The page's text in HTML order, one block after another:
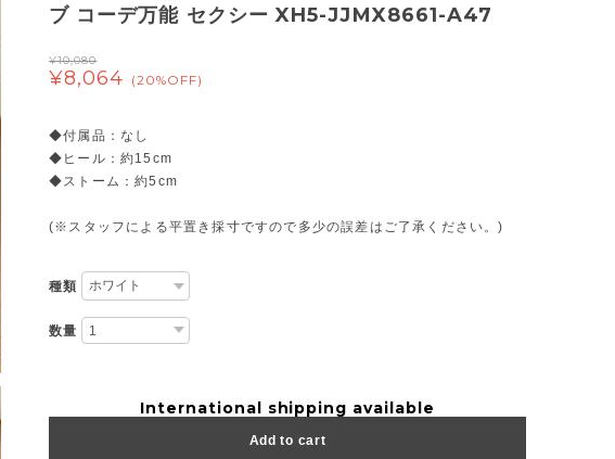
ブ コーデ万能 セクシー XH5-JJMX8661-A47
¥10,080
¥8,064 (20%OFF)
◆付属品：なし
◆ヒール：約15cm
◆ストーム：約5cm
(※スタッフによる平置き採寸ですので多少の誤差はご了承ください。)
種類
数量
International shipping available
Add to cart